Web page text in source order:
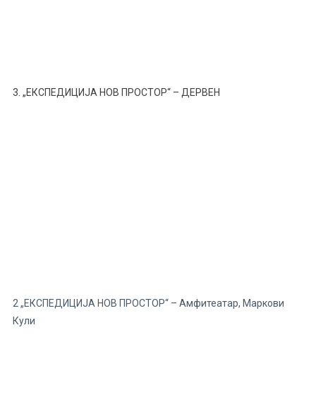
3. „ЕКСПЕДИЦИЈА НОВ ПРОСТОР“ – ДЕРВЕН
2 „ЕКСПЕДИЦИЈА НОВ ПРОСТОР“ – Амфитеатар, Маркови
Кули